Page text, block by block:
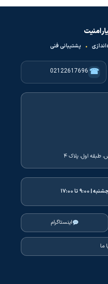
امنیت
• پشتیبانی فنی
☎
02122617696
طبقه اول، پلاک ۴
تا ۱۷:۰۰
اینستاگرام
ما